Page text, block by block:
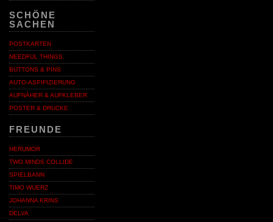
SCHÖNE
SACHEN
POSTKARTEN
NEEDFUL THINGS
BUTTONS & PINS
AUTO-ASPIFIZIERUNG
AUFNÄHER & AUFKLEBER
POSTER & DRUCKE
FREUNDE
HERUMOR
TWO MINDS COLLIDE
SPIELBANN
TIMO WUERZ
JOHANNA KRINS
DELVA